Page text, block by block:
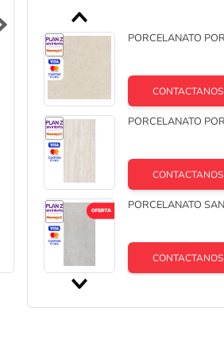
10
PORCELANATO
CONTACTANOS
PORCELANATO
CONTACTANOS
PORCELANATO
CONTACTANOS